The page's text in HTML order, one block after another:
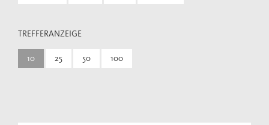
TREFFERANZEIGE
10 25 50 100